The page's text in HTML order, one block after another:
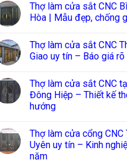
Thợ làm cửa sắt CNC
Hòa | Mẫu đẹp, chống
Thợ làm cửa sắt CNC
Giao uy tín – Báo giá rõ
Thợ làm cửa sắt CNC
Đông Hiệp – Thiết kế
hướng
Thợ làm cửa cổng CNC
Uyên uy tín – Kinh
năm